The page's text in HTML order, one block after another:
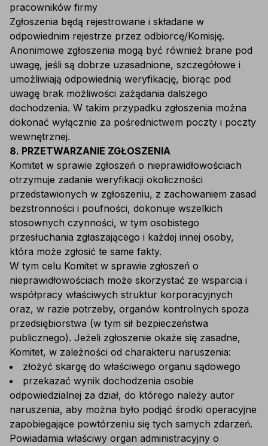
pracowników firmy
Zgłoszenia będą rejestrowane i składane w
odpowiednim rejestrze przez odbiorcę/Komisję.
Anonimowe zgłoszenia mogą być również brane pod
uwagę, jeśli są dobrze uzasadnione, szczegółowe i
umożliwiają odpowiednią weryfikację, biorąc pod
uwagę brak możliwości zażądania dalszego
dochodzenia. W takim przypadku zgłoszenia można
dokonać wyłącznie za pośrednictwem poczty i poczty
wewnętrznej.
8. PRZETWARZANIE ZGŁOSZENIA
Komitet w sprawie zgłoszeń o nieprawidłowościach
otrzymuje zadanie weryfikacji okoliczności
przedstawionych w zgłoszeniu, z zachowaniem zasad
bezstronności i poufności, dokonuje wszelkich
stosownych czynności, w tym osobistego
przesłuchania zgłaszającego i każdej innej osoby,
która może zgłosić te same fakty.
W tym celu Komitet w sprawie zgłoszeń o
nieprawidłowościach może skorzystać ze wsparcia i
współpracy właściwych struktur korporacyjnych
oraz, w razie potrzeby, organów kontrolnych spoza
przedsiębiorstwa (w tym sił bezpieczeństwa
publicznego). Jeżeli zgłoszenie okaże się zasadne,
Komitet, w zależności od charakteru naruszenia:
złożyć skargę do właściwego organu sądowego
przekazać wynik dochodzenia osobie
odpowiedzialnej za dział, do którego należy autor
naruszenia, aby można było podjąć środki operacyjne
zapobiegające powtórzeniu się tych samych zdarzeń.
Powiadamia właściwy organ administracyjny o